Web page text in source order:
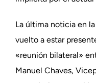
La última noticia en
vuelto a estar
«reunión bilateral»
Manuel Chaves,